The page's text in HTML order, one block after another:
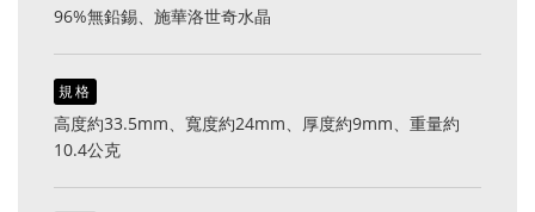
96%無鉛錫、施華洛世奇水晶
規格
高度約33.5mm、寬度約24mm、厚度約9mm、重量約
10.4公克